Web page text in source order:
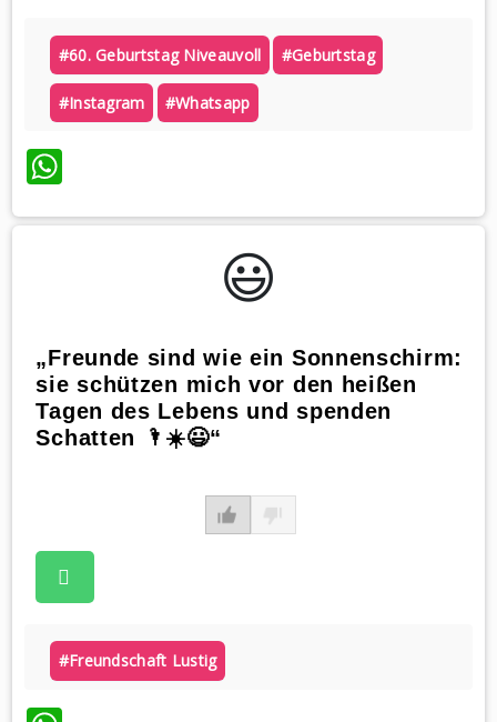
#60. Geburtstag Niveauvoll #geburtstag
#instagram #whatsapp
WhatsApp
😃️
„Freunde sind wie ein Sonnenschirm:
sie schützen mich vor den heißen
Tagen des Lebens und spenden
Schatten 🌂☀️😃“
#freundschaft Lustig